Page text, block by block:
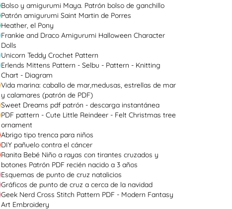
Bolso y amigurumi Maya. Patrón bolso de ganchillo
Patrón amigurumi Saint Martin de Porres
Heather, el Pony
Frankie and Draco Amigurumi Halloween Character
Dolls
Unicorn Teddy Crochet Pattern
Erlends Mittens Pattern - Selbu - Pattern - Knitting
Chart - Diagram
Vida marina: caballo de mar,medusas, estrellas de mar
y calamares (patrón de PDF)
Sweet Dreams pdf patrón - descarga instantánea
PDF pattern - Cute Little Reindeer - Felt Christmas tree
ornament
Abrigo tipo trenca para niños
DIY pañuelo contra el cáncer
Ranita Bebé Niño a rayas con tirantes cruzados y
botones Patrón PDF recién nacido a 3 años
Esquemas de punto de cruz natalicios
Gráficos de punto de cruz a cerca de la navidad
Geek Nerd Cross Stitch Pattern PDF - Modern Fantasy
Art Embroidery